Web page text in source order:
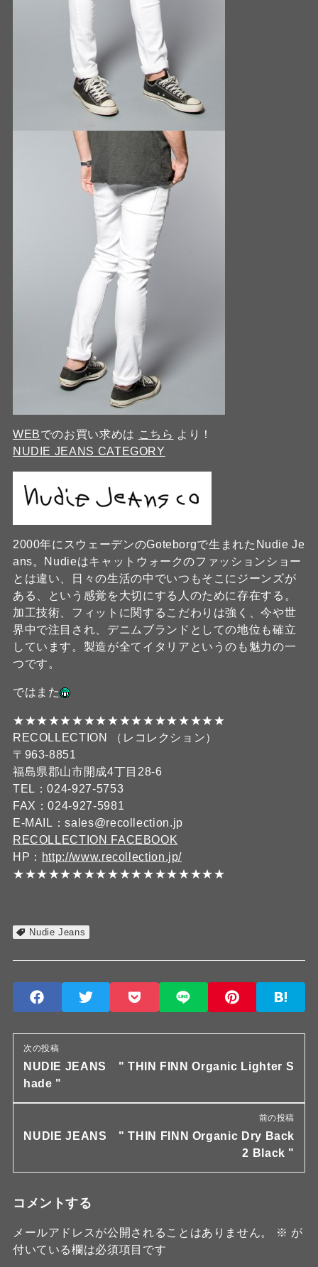
WEBでのお買い求めは こちら より！
NUDIE JEANS CATEGORY
2000年にスウェーデンのGoteborgで生まれたNudie Je
ans。Nudieはキャットウォークのファッションショー
とは違い、日々の生活の中でいつもそこにジーンズが
ある、という感覚を大切にする人のために存在する。
加工技術、フィットに関するこだわりは強く、今や世
界中で注目され、デニムブランドとしての地位も確立
しています。製造が全てイタリアというのも魅力の一
つです。
ではまた
★★★★★★★★★★★★★★★★★★
RECOLLECTION （レコレクション）
〒963-8851
福島県郡山市開成4丁目28-6
TEL：024-927-5753
FAX：024-927-5981
E-MAIL：sales@recollection.jp
RECOLLECTION FACEBOOK
HP： http://www.recollection.jp/
★★★★★★★★★★★★★★★★★★
Nudie Jeans
次の投稿
NUDIE JEANS " THIN FINN Organic Lighter S
hade "
前の投稿
NUDIE JEANS " THIN FINN Organic Dry Back
2 Black "
コメントする
メールアドレスが公開されることはありません。 ※ が
付いている欄は必須項目です